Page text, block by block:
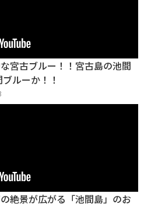
宮古ブルー！！宮古島の池間
ルーか！！
絶景が広がる「池間島」のお